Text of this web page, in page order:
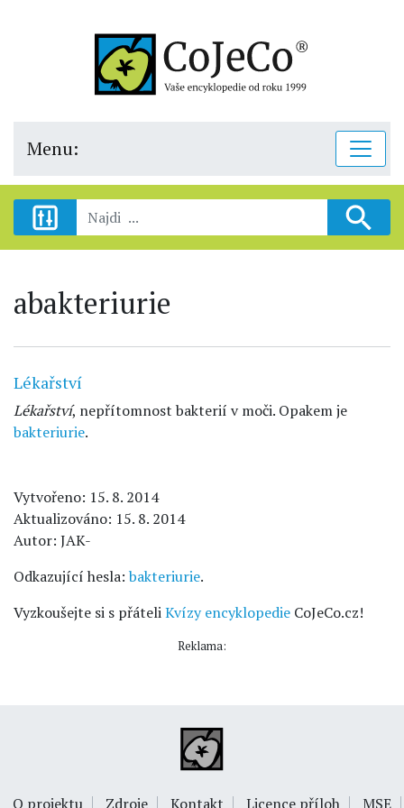
Menu:
abakteriurie
Lékařství
Lékařství, nepřítomnost bakterií v moči. Opakem je
bakteriurie.
Vytvořeno: 15. 8. 2014
Aktualizováno: 15. 8. 2014
Autor: JAK-
Odkazující hesla: bakteriurie.
Vyzkoušejte si s přáteliKvízy encyklopedie CoJeCo.cz!
Reklama:
O projektu Zdroje Kontakt Licence příloh MSE